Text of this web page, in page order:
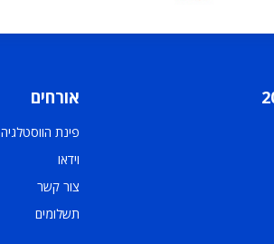
אורחים
פינת הווסטלגיה
וידאו
צור קשר
תשלומים